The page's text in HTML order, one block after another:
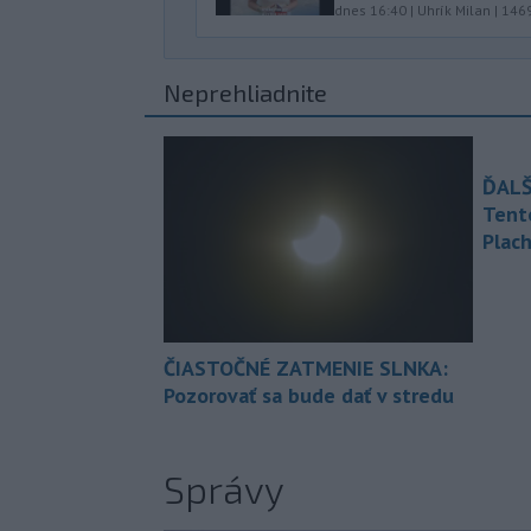
dnes 16:40 | Uhrík Milan |
Neprehliadnite
ČIASTOČNÉ ZATMENIE SLNKA:
Pozorovať sa bude dať v stredu
Správy